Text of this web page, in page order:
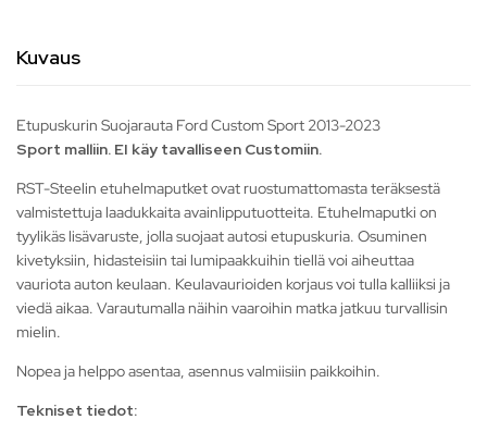
Kuvaus
Etupuskurin Suojarauta Ford Custom Sport 2013-2023
Sport malliin. EI käy tavalliseen Customiin.
RST-Steelin etuhelmaputket ovat ruostumattomasta teräksestä
valmistettuja laadukkaita avainlipputuotteita. Etuhelmaputki on
tyylikäs lisävaruste, jolla suojaat autosi etupuskuria. Osuminen
kivetyksiin, hidasteisiin tai lumipaakkuihin tiellä voi aiheuttaa
vauriota auton keulaan. Keulavaurioiden korjaus voi tulla kalliiksi ja
viedä aikaa. Varautumalla näihin vaaroihin matka jatkuu turvallisin
mielin.
Nopea ja helppo asentaa, asennus valmiisiin paikkoihin.
Tekniset tiedot: